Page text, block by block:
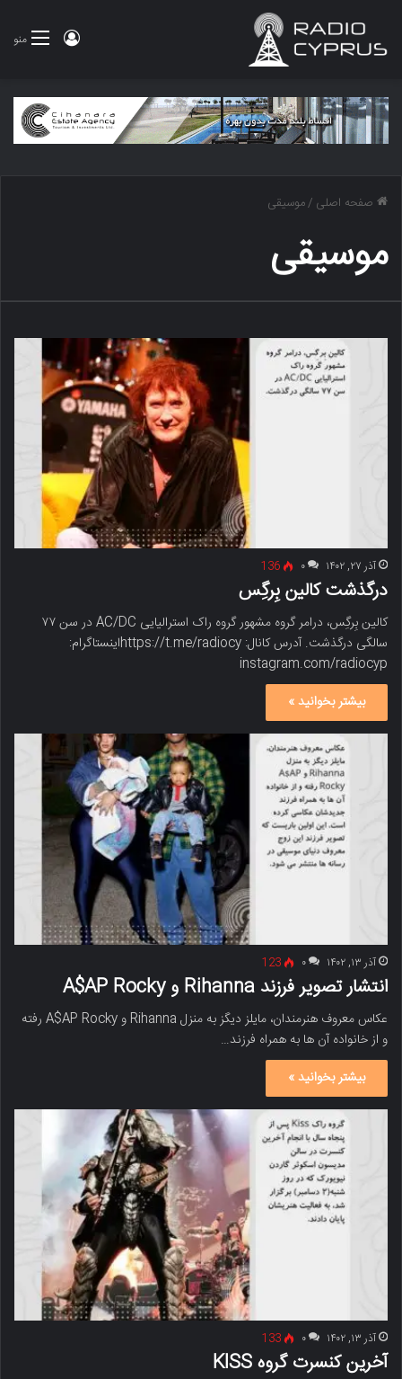
منو ورود
صفحه اصلی /موسیقی
موسیقی
آذر ۲۷, ۱۴۰۲ ۰ 136
درگذشت کالین بِرگِس
کالین بِرگِس، درامر گروه مشهور گروه راک استرالیایی AC/DC در سن ۷۷
سالگی درگذشت. آدرس کانال: https://t.me/radiocyاینستاگرام:
instagram.com/radiocyp
بیشتر بخوانید »
آذر ۱۳, ۱۴۰۲ ۰ 123
انتشار تصویر فرزند Rihanna و A$AP Rocky
عکاس معروف هنرمندان، مایلز دیگز به منزل Rihanna و A$AP Rocky رفته
و از خانواده آن ها به همراه فرزند…
بیشتر بخوانید »
آذر ۱۳, ۱۴۰۲ ۰ 133
آخرین کنسرت گروه KISS